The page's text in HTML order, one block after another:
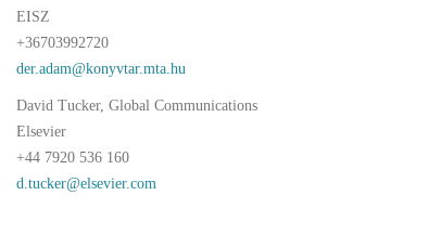
EISZ
+36703992720
David Tucker, Global Communications
Elsevier
+44 7920 536 160